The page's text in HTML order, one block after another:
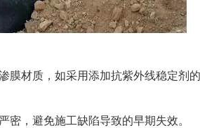
膜材质，如采用添加抗紫外线稳定剂
，避免施工缺陷导致的早期失效。